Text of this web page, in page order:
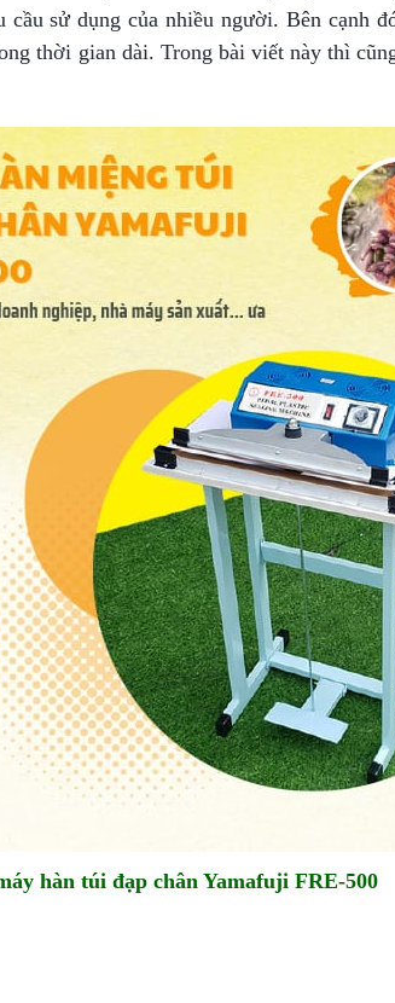
cầu sử dụng của nhiều người. Bên cạnh
thời gian dài. Trong bài viết này thì
hàn túi đạp chân Yamafuji FRE-500